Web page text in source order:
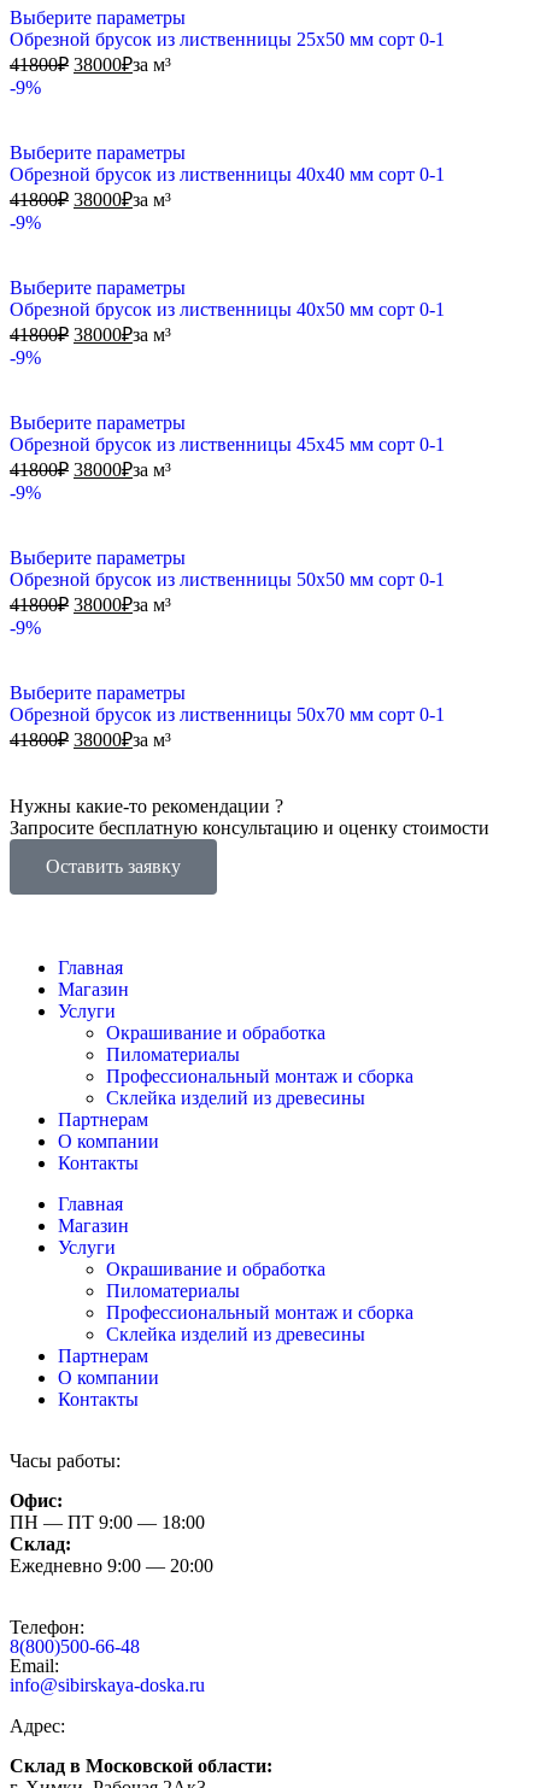
Выберите параметры
Обрезной брусок из лиственницы 25х50 мм сорт 0-1
41800₽ 38000₽за м³
-9%
Выберите параметры
Обрезной брусок из лиственницы 40х40 мм сорт 0-1
41800₽ 38000₽за м³
-9%
Выберите параметры
Обрезной брусок из лиственницы 40х50 мм сорт 0-1
41800₽ 38000₽за м³
-9%
Выберите параметры
Обрезной брусок из лиственницы 45х45 мм сорт 0-1
41800₽ 38000₽за м³
-9%
Выберите параметры
Обрезной брусок из лиственницы 50х50 мм сорт 0-1
41800₽ 38000₽за м³
-9%
Выберите параметры
Обрезной брусок из лиственницы 50х70 мм сорт 0-1
41800₽ 38000₽за м³
Нужны какие-то рекомендации ?
Запросите бесплатную консультацию и оценку стоимости
Оставить заявку
Главная
Магазин
Услуги
Окрашивание и обработка
Пиломатериалы
Профессиональный монтаж и сборка
Склейка изделий из древесины
Партнерам
О компании
Контакты
Главная
Магазин
Услуги
Окрашивание и обработка
Пиломатериалы
Профессиональный монтаж и сборка
Склейка изделий из древесины
Партнерам
О компании
Контакты
Часы работы:
Офис:
ПН — ПТ 9:00 — 18:00
Склад:
Ежедневно 9:00 — 20:00
Телефон:
8(800)500-66-48
Email:
info@sibirskaya-doska.ru
Адрес:
Склад в Московской области: